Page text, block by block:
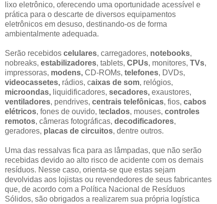
lixo eletrônico, oferecendo uma oportunidade acessível e
prática para o descarte de diversos equipamentos
eletrônicos em desuso, destinando-os de forma
ambientalmente adequada.
Serão recebidos celulares, carregadores, notebooks,
nobreaks, estabilizadores, tablets, CPUs, monitores, TVs,
impressoras, modens, CD-ROMs, telefones, DVDs,
videocassetes, rádios, caixas de som, relógios,
microondas, liquidificadores, secadores, exaustores,
ventiladores, pendrives, centrais telefônicas, fios, cabos
elétricos, fones de ouvido, teclados, mouses, controles
remotos, câmeras fotográficas, decodificadores,
geradores, placas de circuitos, dentre outros.
Uma das ressalvas fica para as lâmpadas, que não serão
recebidas devido ao alto risco de acidente com os demais
resíduos. Nesse caso, orienta-se que estas sejam
devolvidas aos lojistas ou revendedores de seus fabricantes
que, de acordo com a Política Nacional de Resíduos
Sólidos, são obrigados a realizarem sua própria logística